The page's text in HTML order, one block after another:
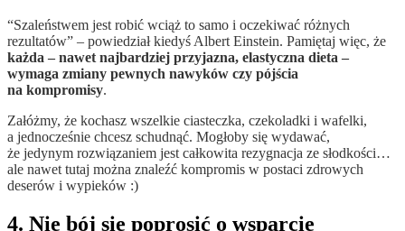
“Szaleństwem jest robić wciąż to samo i oczekiwać różnych
rezultatów” – powiedział kiedyś Albert Einstein. Pamiętaj więc, że
każda – nawet najbardziej przyjazna, elastyczna dieta –
wymaga zmiany pewnych nawyków czy pójścia
na kompromisy.
Załóżmy, że kochasz wszelkie ciasteczka, czekoladki i wafelki,
a jednocześnie chcesz schudnąć. Mogłoby się wydawać,
że jedynym rozwiązaniem jest całkowita rezygnacja ze słodkości…
ale nawet tutaj można znaleźć kompromis w postaci zdrowych
deserów i wypieków :)
4. Nie bój się poprosić o wsparcie